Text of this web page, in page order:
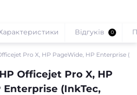
Pro X, HP PageWide, HP Enterprise
Officejet Pro X, HP
Enterprise (InkTec,
Відгуків 0